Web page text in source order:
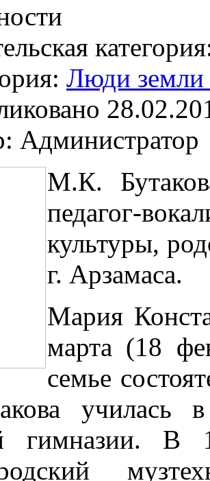
Люди земли
Администратор
М.К.
педагог-
культуры,
г. Арзамаса.
Мария
марта (18
семье
училась
гимназии. В